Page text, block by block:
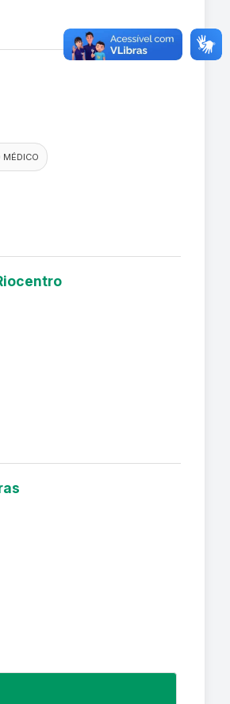
MÉDICO